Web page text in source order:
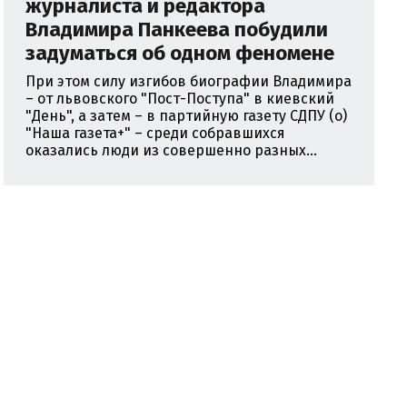
журналиста и редактора
Владимира Панкеева побудили
задуматься об одном феномене
При этом силу изгибов биографии Владимира
– от львовского "Пост-Поступа" в киевский
"День", а затем – в партийную газету СДПУ (о)
"Наша газета+" – среди собравшихся
оказались люди из совершенно разных...